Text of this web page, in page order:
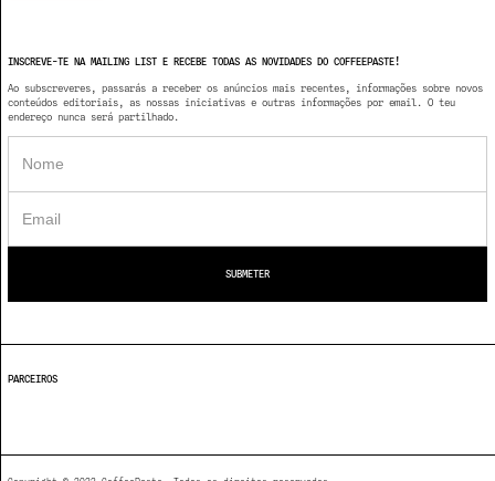
INSCREVE-TE NA MAILING LIST E RECEBE TODAS AS NOVIDADES DO COFFEEPASTE!
Ao subscreveres, passarás a receber os anúncios mais recentes, informações sobre novos
conteúdos editoriais, as nossas iniciativas e outras informações por email. O teu
endereço nunca será partilhado.
PARCEIROS